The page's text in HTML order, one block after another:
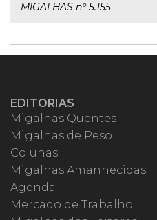
MIGALHAS nº 5.155
EDITORIAS
Migalhas Quentes
Migalhas de Peso
Colunas
Migalhas Amanhecidas
Agenda
Mercado de Trabalho